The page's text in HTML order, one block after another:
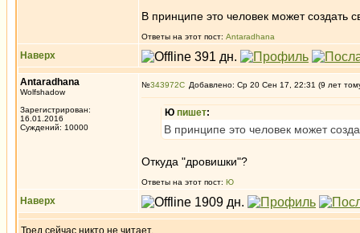
В принципе это человек может создать
Ответы на этот пост: Antaradhana
Наверх
Antaradhana
Wolfshadow
Зарегистрирован:
16.01.2016
Суждений: 10000
№343972 Добавлено: Ср 20 Сен 17, 22:31 (9 лет
Ю пишет:
В принципе это человек может
Откуда "дровишки"?
Ответы на этот пост: Ю
Наверх
Тред сейчас никто не читает.